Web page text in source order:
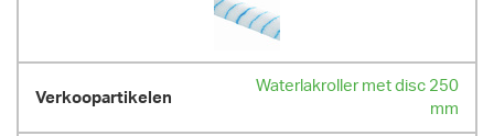
Waterlakroller met disc 250
mm